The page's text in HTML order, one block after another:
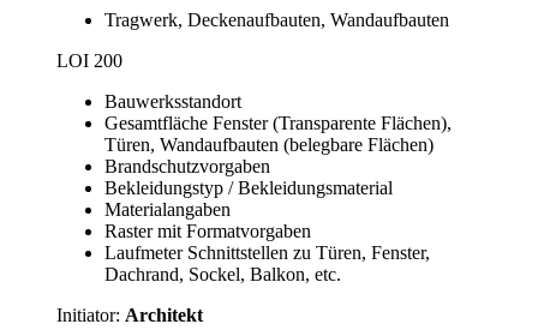
Tragwerk, Deckenaufbauten, Wandaufbauten
LOI 200
Bauwerksstandort
Gesamtfläche Fenster (Transparente Flächen),
Türen, Wandaufbauten (belegbare Flächen)
Brandschutzvorgaben
Bekleidungstyp / Bekleidungsmaterial
Materialangaben
Raster mit Formatvorgaben
Laufmeter Schnittstellen zu Türen, Fenster,
Dachrand, Sockel, Balkon, etc.
Initiator: Architekt